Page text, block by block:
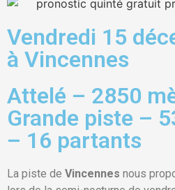
Vendredi 15
à Vincennes
Attelé – 2850
Grande piste –
– 16 partants
La piste de Vincennes nous